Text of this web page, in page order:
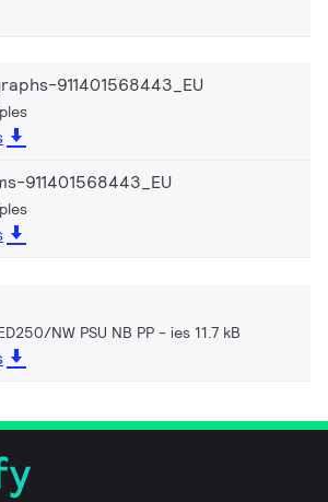
911401568443_EU
911401568443_EU
NW PSU NB PP ies 11.7 kB